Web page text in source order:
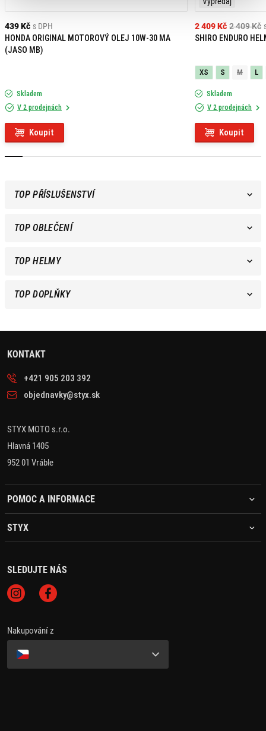
439 Kč s DPH
HONDA ORIGINAL MOTOROVÝ OLEJ 10W-30 MA
(JASO MB)
Skladem
V 2 prodejnách
Koupit
2 409 Kč
2 409 Kč
SHIRO ENDURO
XS S M L
Skladem
V 2 prodejnách
Koupit
TOP PŘÍSLUŠENSTVÍ
TOP OBLEČENÍ
TOP HELMY
TOP DOPLŇKY
KONTAKT
+421 905 203 392
objednavky@styx.sk
STYX MOTO s.r.o.
Hlavná 1405
952 01 Vráble
POMOC A INFORMACE
STYX
SLEDUJTE NÁS
Nakupování z